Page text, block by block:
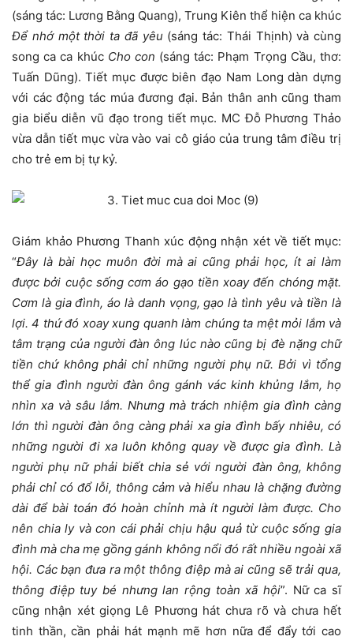
(sáng tác: Lương Bằng Quang), Trung Kiên thể hiện ca khúc
Để nhớ một thời ta đã yêu(sáng tác: Thái Thịnh) và cùng
song ca ca khúc Cho con (sáng tác: Phạm Trọng Cầu, thơ:
Tuấn Dũng). Tiết mục được biên đạo Nam Long dàn dựng
với các động tác múa đương đại. Bản thân anh cũng tham
gia biểu diễn vũ đạo trong tiết mục. MC Đỗ Phương Thảo
vừa dẫn tiết mục vừa vào vai cô giáo của trung tâm điều trị
cho trẻ em bị tự kỷ.
Giám khảo Phương Thanh xúc động nhận xét về tiết mục:
“Đây là bài học muôn đời mà ai cũng phải học, ít ai làm
được bởi cuộc sống cơm áo gạo tiền xoay đến chóng mặt.
Cơm là gia đình, áo là danh vọng, gạo là tình yêu và tiền là
lợi. 4 thứ đó xoay xung quanh làm chúng ta mệt mỏi lắm và
tâm trạng của người đàn ông lúc nào cũng bị đè nặng chữ
tiền chứ không phải chỉ những người phụ nữ. Bởi vì tổng
thể gia đình người đàn ông gánh vác kinh khủng lắm, họ
nhìn xa và sâu lắm. Nhưng mà trách nhiệm gia đình càng
lớn thì người đàn ông càng phải xa gia đình bấy nhiêu, có
những người đi xa luôn không quay về được gia đình. Là
người phụ nữ phải biết chia sẻ với người đàn ông, không
phải chỉ có đổ lỗi, thông cảm và hiểu nhau là chặng đường
dài để bài toán đó hoàn chỉnh mà ít người làm được. Cho
nên chia ly và con cái phải chịu hậu quả từ cuộc sống gia
đình mà cha mẹ gồng gánh không nổi đó rất nhiều ngoài xã
hội. Các bạn đưa ra một thông điệp mà ai cũng sẽ trải qua,
thông điệp tuy bé nhưng lan rộng toàn xã hội”. Nữ ca sĩ
cũng nhận xét giọng Lê Phương hát chưa rõ và chưa hết
tinh thần, cần phải hát mạnh mẽ hơn nữa để đẩy tới cao